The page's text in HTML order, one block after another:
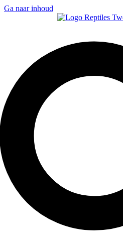
Ga naar inhoud